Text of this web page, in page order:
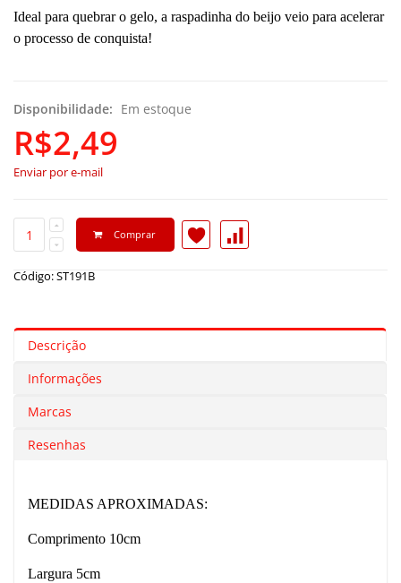
Ideal para quebrar o gelo, a raspadinha do beijo veio para acelerar
o processo de conquista!
Disponibilidade: Em estoque
R$2,49
Enviar por e-mail
Comprar
Código: ST191B
Descrição
Informações
Marcas
Resenhas
MEDIDAS APROXIMADAS:
Comprimento 10cm
Largura 5cm